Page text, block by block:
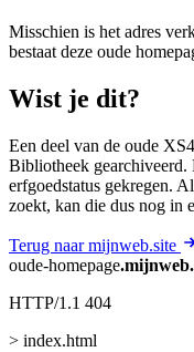
Misschien is het adres
bestaat deze oude
Wist je dit?
Een deel van de oude
Bibliotheek
erfgoedstatus gekregen.
zoekt, kan die dus nog in
Terug naar mijnweb.site
oude-homepage
HTTP/1.1 404
> index.html